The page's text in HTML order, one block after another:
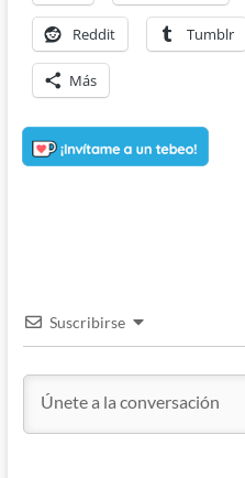
Reddit Tumblr
Más
Suscribirse